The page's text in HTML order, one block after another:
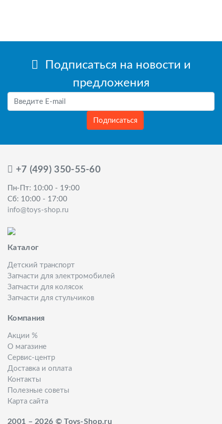
Подписаться на новости и
предложения
Подписаться
+7 (499) 350-55-60
Пн-Пт: 10:00 - 19:00
Сб: 10:00 - 17:00
info@toys-shop.ru
Каталог
Детский транспорт
Запчасти для электромобилей
Запчасти для колясок
Запчасти для стульчиков
Компания
Акции %
О магазине
Сервис-центр
Доставка и оплата
Контакты
Полезные советы
Карта сайта
2001 – 2026 © Toys-Shop.ru